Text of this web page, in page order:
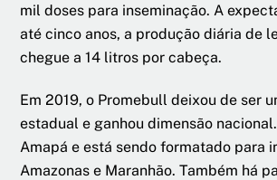
mil doses para inseminação. A
até cinco anos, a produção diária de
chegue a 14 litros por cabeça.
Em 2019, o Promebull deixou de ser
estadual e ganhou dimensão
Amapá e está sendo formatado para
Amazonas e Maranhão. Também há